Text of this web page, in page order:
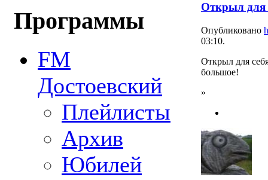
Программы
FM
Достоевский
Плейлисты
Архив
Юбилей
Открыл для
Опубликовано
03:10.
Открыл для
большое!
»